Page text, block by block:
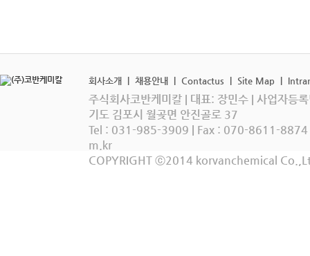
회사소개 채용안내 Contactus Site Map
주식회사코반케미칼 | 대표: 장민수 | 사업자
기도 김포시 월곶면 안진골로 37
Tel : 031-985-3909 | Fax : 070-8611-
m.kr
COPYRIGHT ⓒ2014 korvanchemical